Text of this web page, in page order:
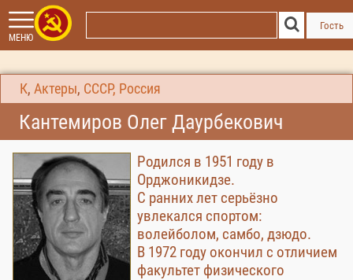
МЕНЮ
Гость
К, Актеры, СССР, Россия
Кантемиров Олег Даурбекович
Родился в 1951 году в
Орджоникидзе.
С ранних лет серьёзно
увлекался спортом:
волейболом, самбо, дзюдо.
В 1972 году окончил с отличием
факультет физического